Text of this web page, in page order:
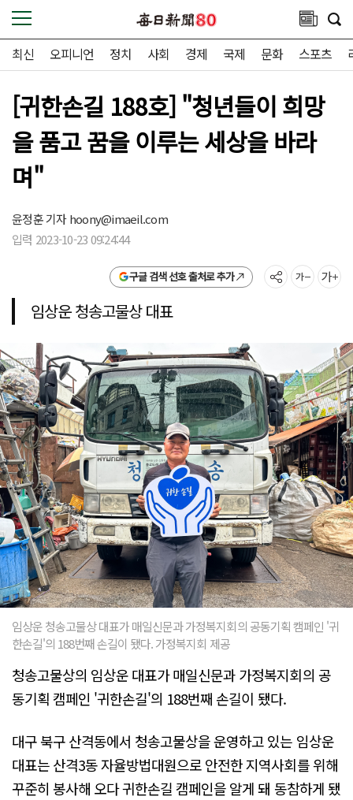
최신 오피니언 정치 사회 경제 국제 문화 스포츠
[귀한손길 188호] "청년들이 희망
을 품고 꿈을 이루는 세상을 바라
며"
윤정훈 기자hoony@imaeil.com
입력 2023-10-23 09:24:44
구글 검색 선호 출처로 추가
임상운 청송고물상 대표
임상운 청송고물상 대표가 매일신문과 가정복지회의 공동기획 캠페인 '귀
한손길'의 188번째 손길이 됐다. 가정복지회 제공
청송고물상의 임상운 대표가 매일신문과 가정복지회의 공
동기획 캠페인 '귀한손길'의 188번째 손길이 됐다.
대구 북구 산격동에서 청송고물상을 운영하고 있는 임상운
대표는 산격3동 자율방법대원으로 안전한 지역사회를 위해
꾸준히 봉사해 오다 귀한손길 캠페인을 알게 돼 동참하게 됐